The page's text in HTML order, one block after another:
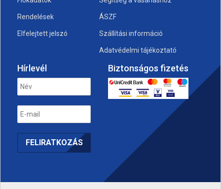
Rendelések
Elfelejtett jelszó
ÁSZF
Szállítási információ
Adatvédelmi tájékoztató
Hírlevél Biztonságos fizetés